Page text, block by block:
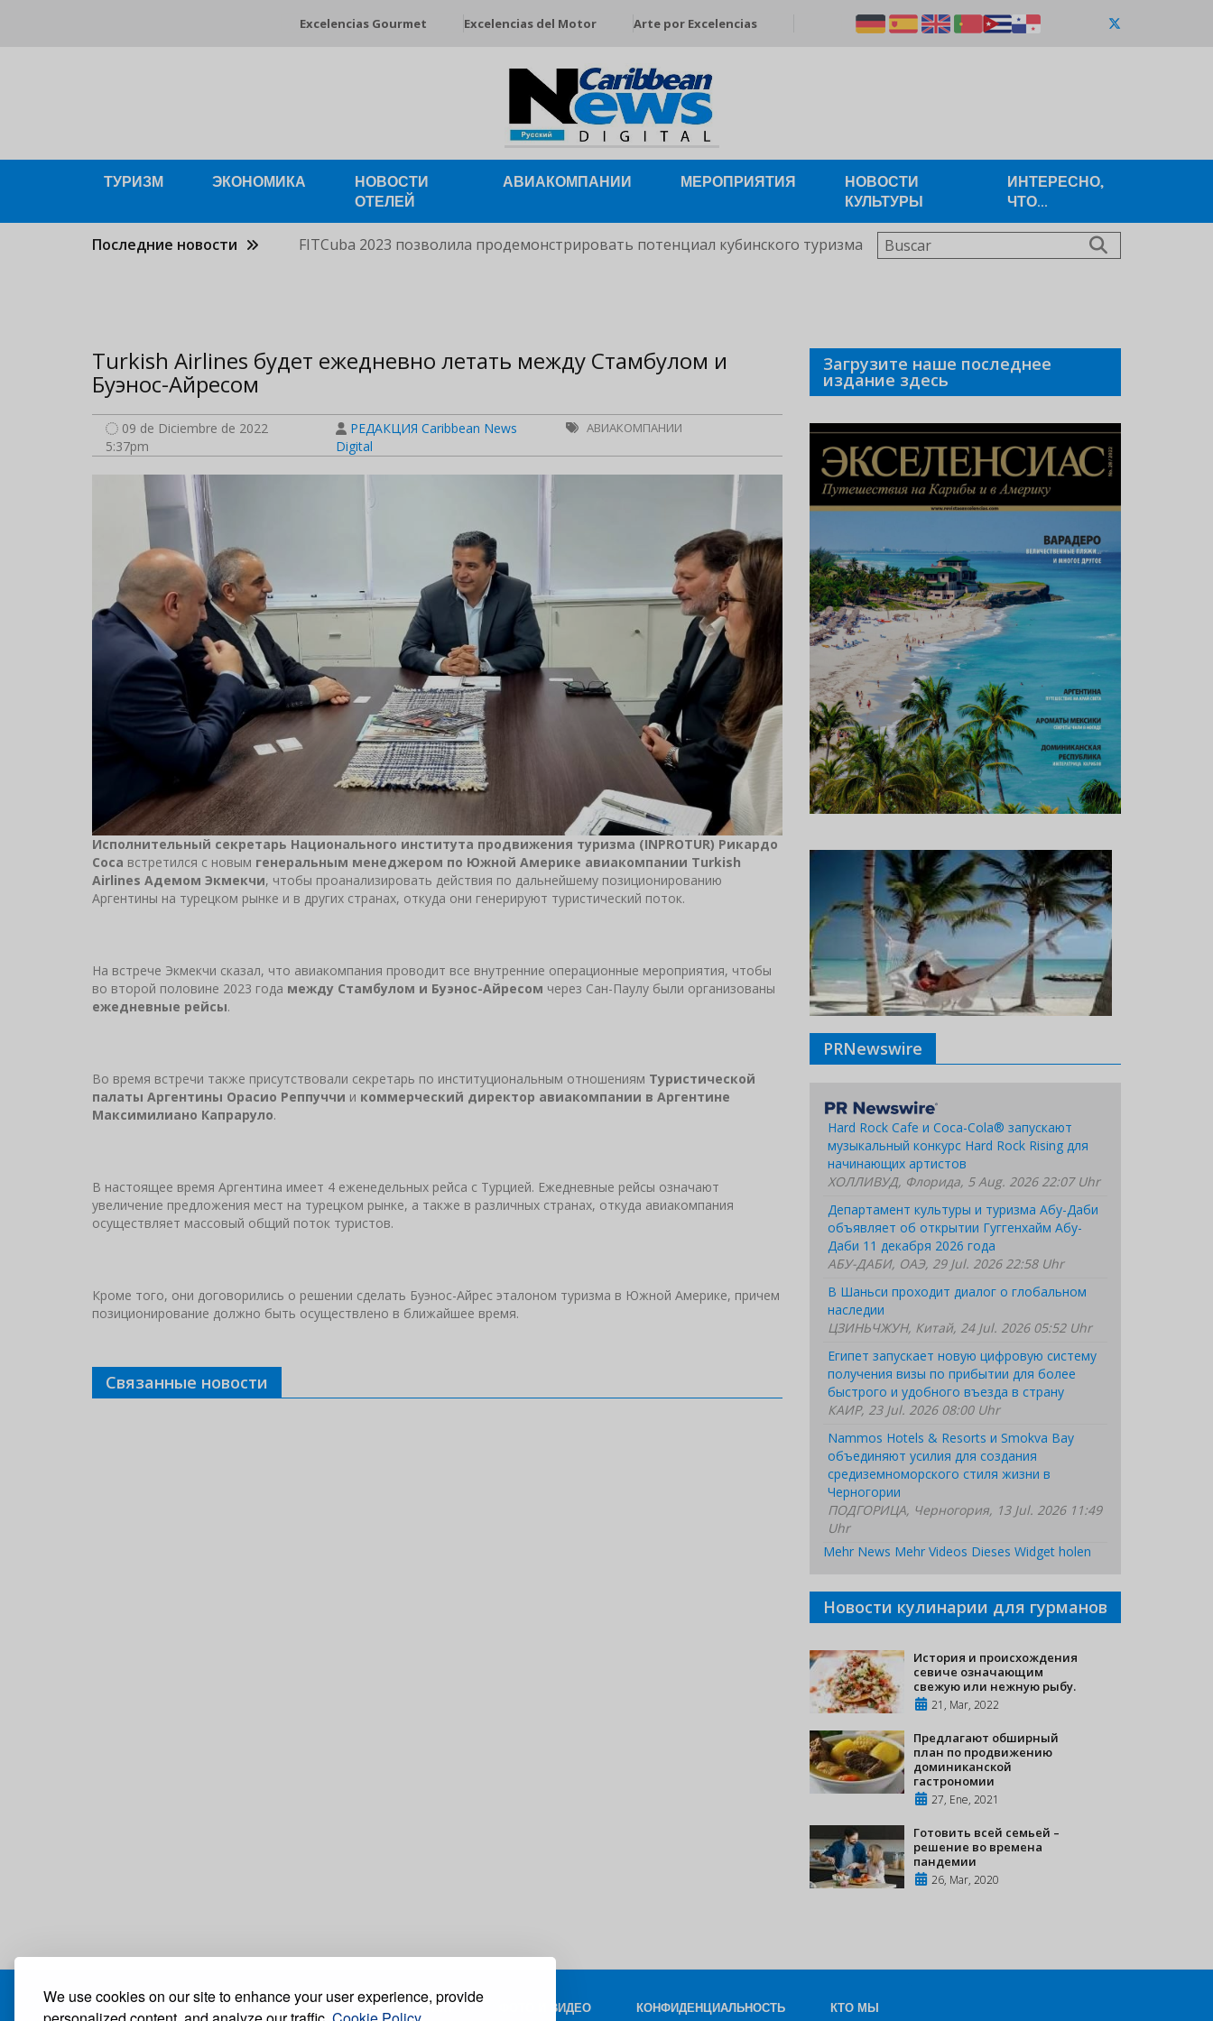
We use cookies on our site to enhance your user experience, provide
Excelencias Gourmet Excelencias del Motor Arte por Excelencias
ТУРИЗМ ЭКОНОМИКА
НОВОСТИ
ОТЕЛЕЙ
АВИАКОМПАНИИ МЕРОПРИЯТИЯ
НОВОСТИ
КУЛЬТУРЫ
ИНТЕРЕСНО,
ЧТО...
Последние новости FITCuba 2023 позволила продемонстрировать потенциал кубинского туризма Buscar
Turkish Airlines будет ежедневно летать между Стамбулом и
Буэнос-Айресом
09 de Diciembre de 2022
5:37pm
РЕДАКЦИЯ Caribbean News
Digital
АВИАКОМПАНИИ
Исполнительный секретарь Национального института продвижения туризма (INPROTUR) Рикардо
Соса встретился с новым генеральным менеджером по Южной Америке авиакомпании Turkish
Airlines Адемом Экмекчи, чтобы проанализировать действия по дальнейшему позиционированию
Аргентины на турецком рынке и в других странах, откуда они генерируют туристический поток.
На встрече Экмекчи сказал, что авиакомпания проводит все внутренние операционные мероприятия, чтобы
во второй половине 2023 года между Стамбулом и Буэнос-Айресом через Сан-Паулу были организованы
ежедневные рейсы.
Во время встречи также присутствовали секретарь по институциональным отношениям Туристической
палаты Аргентины Орасио Реппуччи и коммерческий директор авиакомпании в Аргентине
Максимилиано Капраруло.
В настоящее время Аргентина имеет 4 еженедельных рейса с Турцией. Ежедневные рейсы означают
увеличение предложения мест на турецком рынке, а также в различных странах, откуда авиакомпания
осуществляет массовый общий поток туристов.
Кроме того, они договорились о решении сделать Буэнос-Айрес эталоном туризма в Южной Америке, причем
позиционирование должно быть осуществлено в ближайшее время.
Связанные новости
Загрузите наше последнее
издание здесь
PRNewswire
Hard Rock Cafe и Coca-Cola® запускают
музыкальный конкурс Hard Rock Rising для
начинающих артистов
ХОЛЛИВУД, Флорида, 5 Aug. 2026 22:07 Uhr
Департамент культуры и туризма Абу-Даби
объявляет об открытии Гуггенхайм Абу-
Даби 11 декабря 2026 года
АБУ-ДАБИ, ОАЭ, 29 Jul. 2026 22:58 Uhr
В Шаньси проходит диалог о глобальном
наследии
ЦЗИНЬЧЖУН, Китай, 24 Jul. 2026 05:52 Uhr
Египет запускает новую цифровую систему
получения визы по прибытии для более
быстрого и удобного въезда в страну
КАИР, 23 Jul. 2026 08:00 Uhr
Nammos Hotels & Resorts и Smokva Bay
объединяют усилия для создания
средиземноморского стиля жизни в
Черногории
ПОДГОРИЦА, Черногория, 13 Jul. 2026 11:49
Uhr
Mehr News Mehr Videos Dieses Widget holen
Новости кулинарии для гурманов
История и происхождения
севиче означающим
свежую или нежную рыбу.
21, Mar, 2022
Предлагают обширный
план по продвижению
доминиканской
гастрономии
27, Ene, 2021
Готовить всей семьей –
решение во времена
пандемии
26, Mar, 2020
КОНТАКТ ФОТО И ВИДЕО КОНФИДЕНЦИАЛЬНОСТЬ КТО МЫ